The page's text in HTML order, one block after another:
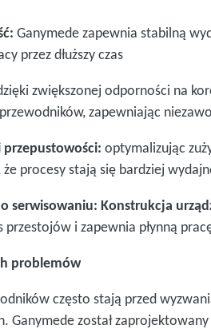
Ganymede zapewnia stabilną
przez dłuższy czas
zwiększonej odporności na
zapewniając
optymalizując
procesy stają się bardziej
serwisowaniu: Konstrukcja
przestojów i zapewnia płynną
problemów
często stają przed
Ganymede został